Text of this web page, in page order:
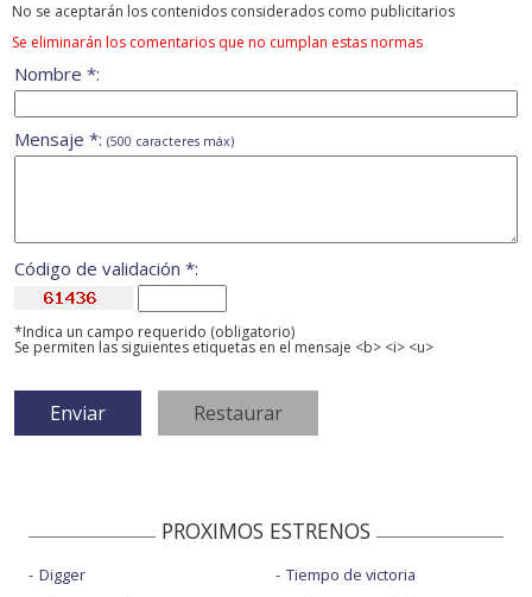
No se aceptarán los contenidos considerados como publicitarios
Se eliminarán los comentarios que no cumplan estas normas
Nombre *:
Mensaje *: (500 caracteres máx)
Código de validación *:
*Indica un campo requerido (obligatorio)
Se permiten las siguientes etiquetas en el mensaje <b> <i> <u>
PROXIMOS ESTRENOS
Digger
Tiempo de victoria